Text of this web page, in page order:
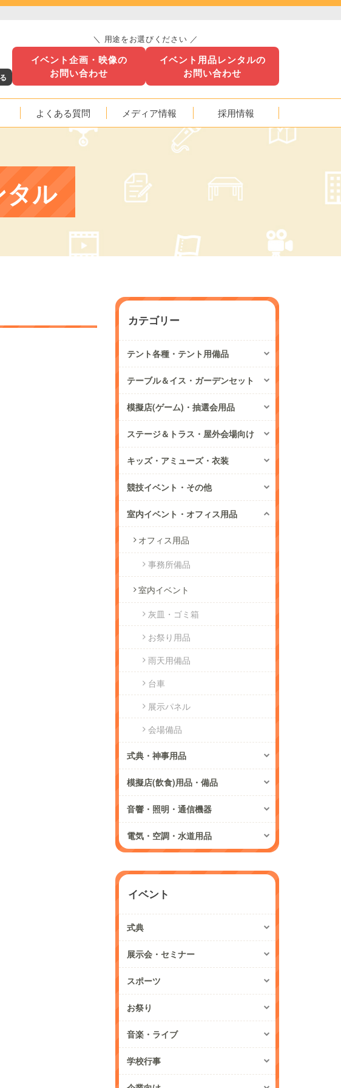
＼ 用途をお選びください ／
イベント企画・映像の
お問い合わせ
イベント用品レンタルの
お問い合わせ
よくある質問 メディア情報 採用情報
タル
カテゴリー
テント各種・テント用備品
テーブル＆イス・ガーデンセット
模擬店(ゲーム)・抽選会用品
ステージ＆トラス・屋外会場向け
キッズ・アミューズ・衣装
競技イベント・その他
室内イベント・オフィス用品
オフィス用品
事務所備品
室内イベント
灰皿・ゴミ箱
お祭り用品
雨天用備品
台車
展示パネル
会場備品
式典・神事用品
模擬店(飲食)用品・備品
音響・照明・通信機器
電気・空調・水道用品
イベント
式典
展示会・セミナー
スポーツ
お祭り
音楽・ライブ
学校行事